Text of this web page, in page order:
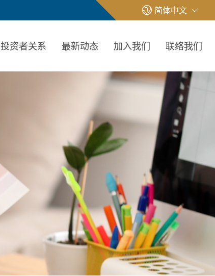
简体中文
投资者关系 最新动态 加入我们 联络我们